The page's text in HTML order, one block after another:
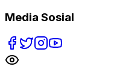
Media Sosial